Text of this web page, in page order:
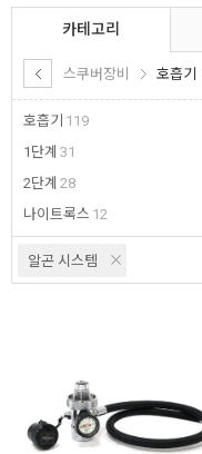
카테고리
스쿠버장비 호흡기
호흡기 119
1단계 31
2단계 28
나이트록스 12
알곤 시스템